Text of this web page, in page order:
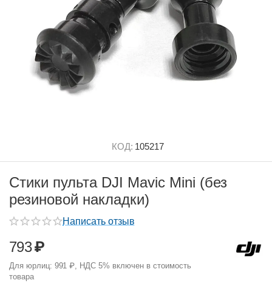
КОД: 105217
Стики пульта DJI Mavic Mini (без
резиновой накладки)
Написать отзыв
793₽
Для юрлиц: 991 ₽, НДС 5% включен в стоимость
товара